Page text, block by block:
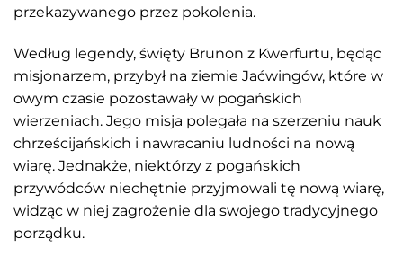
przekazywanego przez pokolenia.
Według legendy, święty Brunon z Kwerfurtu, będąc
misjonarzem, przybył na ziemie Jaćwingów, które w
owym czasie pozostawały w pogańskich
wierzeniach. Jego misja polegała na szerzeniu nauk
chrześcijańskich i nawracaniu ludności na nową
wiarę. Jednakże, niektórzy z pogańskich
przywódców niechętnie przyjmowali tę nową wiarę,
widząc w niej zagrożenie dla swojego tradycyjnego
porządku.